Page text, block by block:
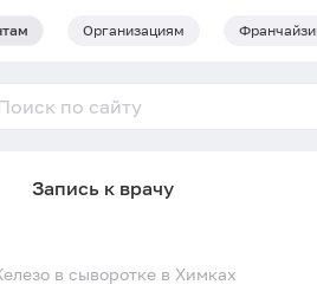
Организациям
Запись к врачу
в сыворотке в Химках